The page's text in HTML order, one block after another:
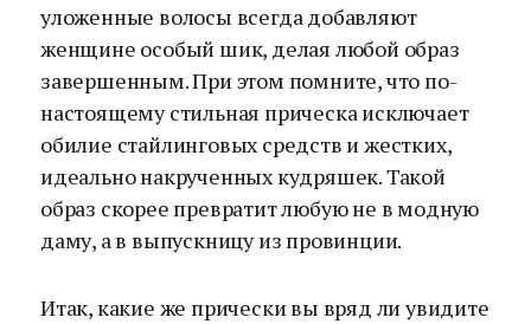
уложенные волосы всегда добавляют
женщине особый шик, делая любой образ
завершенным. При этом помните, что по-
настоящему стильная прическа исключает
обилие стайлинговых средств и жестких,
идеально накрученных кудряшек. Такой
образ скорее превратит любую не в модную
даму, а в выпускницу из провинции.
Итак, какие же прически вы вряд ли увидите